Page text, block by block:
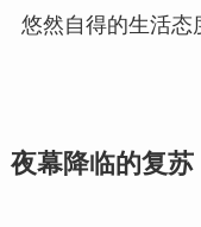
悠然自得的生活态
夜幕降临的复